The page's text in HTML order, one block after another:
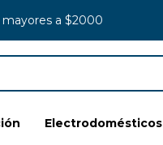
Electrodomésticos
a $2000